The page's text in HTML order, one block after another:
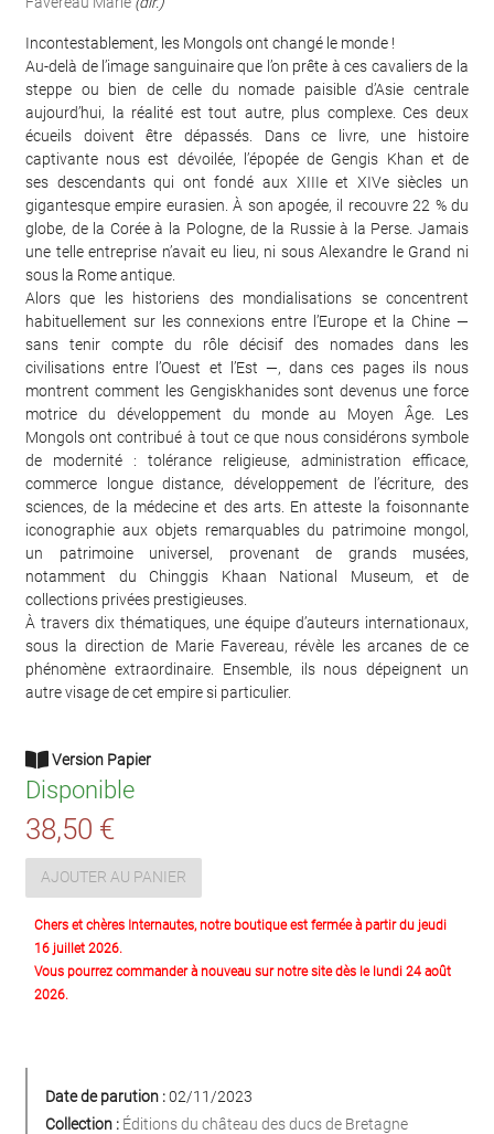
Incontestablement, les Mongols ont changé le monde !
Au-delà de l’image sanguinaire que l’on prête à ces cavaliers de la
steppe ou bien de celle du nomade paisible d’Asie centrale
aujourd’hui, la réalité est tout autre, plus complexe. Ces deux
écueils doivent être dépassés. Dans ce livre, une histoire
captivante nous est dévoilée, l’épopée de Gengis Khan et de
ses descendants qui ont fondé aux XIIIe et XIVe siècles un
gigantesque empire eurasien. À son apogée, il recouvre 22 % du
globe, de la Corée à la Pologne, de la Russie à la Perse. Jamais
une telle entreprise n’avait eu lieu, ni sous Alexandre le Grand ni
sous la Rome antique.
Alors que les historiens des mondialisations se concentrent
habituellement sur les connexions entre l’Europe et la Chine —
sans tenir compte du rôle décisif des nomades dans les
civilisations entre l’Ouest et l’Est —, dans ces pages ils nous
montrent comment les Gengiskhanides sont devenus une force
motrice du développement du monde au Moyen Âge. Les
Mongols ont contribué à tout ce que nous considérons symbole
de modernité : tolérance religieuse, administration efficace,
commerce longue distance, développement de l’écriture, des
sciences, de la médecine et des arts. En atteste la foisonnante
iconographie aux objets remarquables du patrimoine mongol,
un patrimoine universel, provenant de grands musées,
notamment du Chinggis Khaan National Museum, et de
collections privées prestigieuses.
À travers dix thématiques, une équipe d’auteurs internationaux,
sous la direction de Marie Favereau, révèle les arcanes de ce
phénomène extraordinaire. Ensemble, ils nous dépeignent un
autre visage de cet empire si particulier.
Version Papier
Disponible
38,50 €
AJOUTER AU PANIER
Chers et chères Internautes, notre boutique est fermée à partir du jeudi
16 juillet 2026.
Vous pourrez commander à nouveau sur notre site dès le lundi 24 août
2026.
Date de parution :02/11/2023
Collection : Éditions du château des ducs de Bretagne